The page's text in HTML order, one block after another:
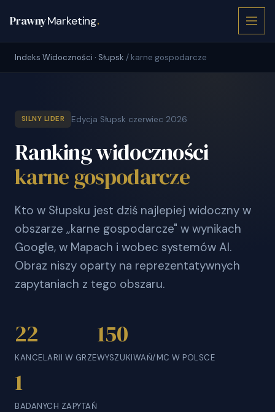
PrawnyMarketing.
Indeks Widoczności · Słupsk / karne gospodarcze
SILNY LIDER Edycja Słupsk czerwiec 2026
Ranking widoczności
karne gospodarcze
Kto w Słupsku jest dziś najlepiej widoczny w
obszarze „karne gospodarcze" w wynikach
Google, w Mapach i wobec systemów AI.
Obraz niszy oparty na reprezentatywnych
zapytaniach z tego obszaru.
22
KANCELARII W GRZE
150
WYSZUKIWAŃ/MC W POLSCE
1
BADANYCH ZAPYTAŃ